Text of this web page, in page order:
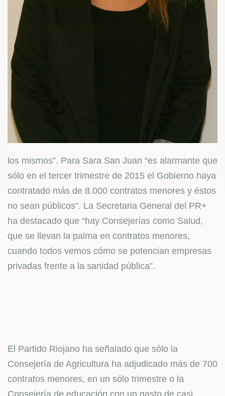
los mismos”. Para Sara San Juan “es alarmante que
sólo en el tercer trimestre de 2015 el Gobierno haya
contratado más de 8.000 contratos menores y éstos
no sean públicos”. La Secretaria General del PR+
ha destacado que “hay Consejerías como Salud,
que se llevan la palma en contratos menores,
cuando todos vemos cómo se potencian empresas
privadas frente a la sanidad pública”.
El Partido Riojano ha señalado que sólo la
Consejería de Agricultura ha adjudicado más de 700
contratos menores, en un sólo trimestre o la